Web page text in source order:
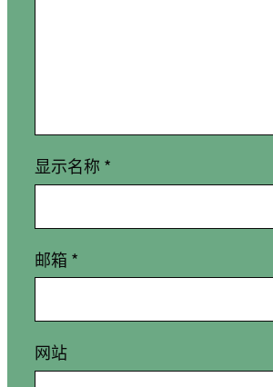
显示名称 *
邮箱 *
网站